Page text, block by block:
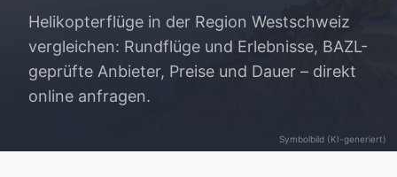
Symbolbild (KI-generiert)
Helikopterflüge in der Region Westschweiz
vergleichen: Rundflüge und Erlebnisse, BAZL-
geprüfte Anbieter, Preise und Dauer – direkt
online anfragen.